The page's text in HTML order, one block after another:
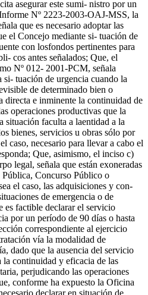
asegurar este sumi- nistro por un
Nº 2223-2003-OAJ-MSS, la
que es necesario adoptar las
el Concejo mediante si- tuación de
con losfondos pertinentes para
cos antes señalados; Que, el
Nº 012- 2001-PCM, señala
si- tuación de urgencia cuando la
de determinado bien o
directa e inminente la continuidad de
operaciones productivas que la
situación faculta a laentidad a la
bienes, servicios u obras sólo por
caso, necesario para llevar a cabo el
Que, asimismo, el inciso c)
legal, señala que están exoneradas
Concurso Público o
el caso, las adquisiciones y con-
de emergencia o de
es factible declarar el servicio
por un período de 90 días o hasta
correspondiente al ejercicio
vía la modalidad de
dado que la ausencia del servicio
continuidad y eficacia de las
perjudicando las operaciones
conforme ha expuesto la Oficina